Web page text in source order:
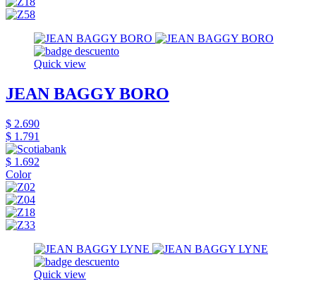
Quick view
JEAN BAGGY BORO
$ 2.690
$ 1.791
$ 1.692
Color
Quick view